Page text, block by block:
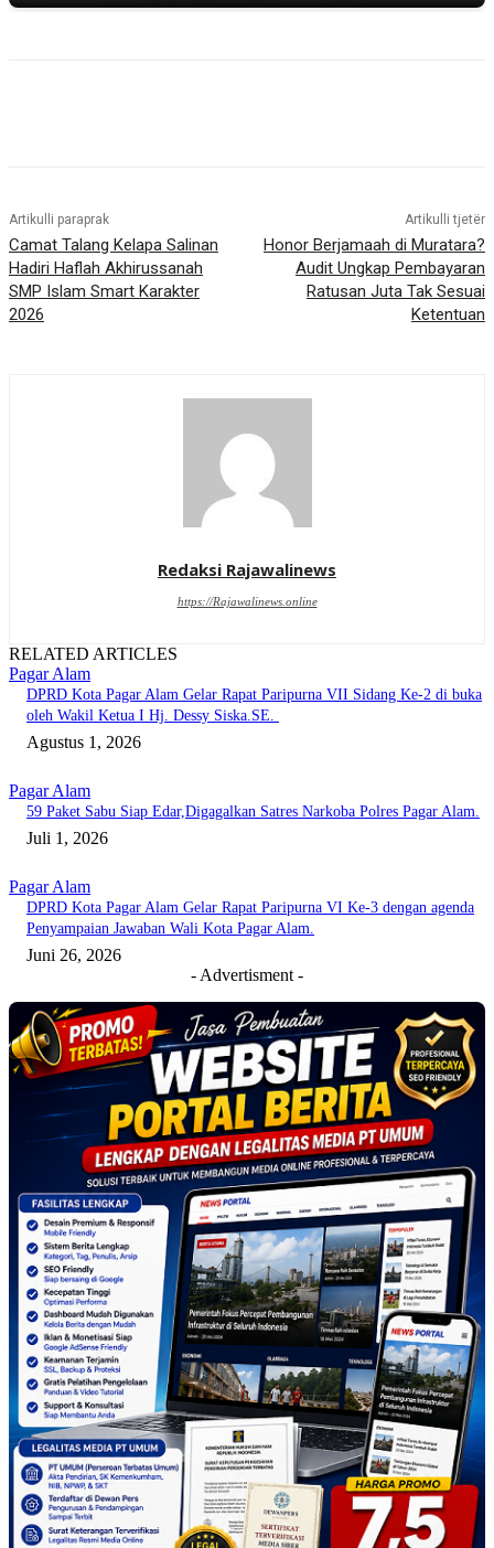
Artikulli paraprak
Camat Talang Kelapa Salinan
Hadiri Haflah Akhirussanah
SMP Islam Smart Karakter
2026
Artikulli tjetër
Honor Berjamaah di Muratara?
Audit Ungkap Pembayaran
Ratusan Juta Tak Sesuai
Ketentuan
Redaksi Rajawalinews
https://Rajawalinews.online
RELATED ARTICLES
Pagar Alam
DPRD Kota Pagar Alam Gelar Rapat Paripurna VII Sidang Ke-2 di buka
oleh Wakil Ketua I Hj. Dessy Siska.SE. ‎
Agustus 1, 2026
Pagar Alam
59 Paket Sabu Siap Edar,Digagalkan Satres Narkoba Polres Pagar Alam.
Juli 1, 2026
Pagar Alam
DPRD Kota Pagar Alam Gelar Rapat Paripurna VI Ke-3 dengan agenda
Penyampaian Jawaban Wali Kota Pagar Alam.
Juni 26, 2026
- Advertisment -